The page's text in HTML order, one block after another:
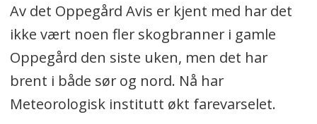
Av det Oppegård Avis er kjent med har det
ikke vært noen fler skogbranner i gamle
Oppegård den siste uken, men det har
brent i både sør og nord. Nå har
Meteorologisk institutt økt farevarselet.